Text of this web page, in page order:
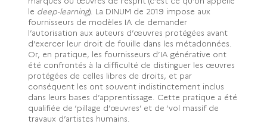
le deep-learning). La DINUM de 2019 impose aux
fournisseurs de modèles IA de demander
l’autorisation aux auteurs d’œuvres protégées avant
d’exercer leur droit de fouille dans les métadonnées.
Or, en pratique, les fournisseurs d’IA générative ont
été confrontés à la difficulté de distinguer les œuvres
protégées de celles libres de droits, et par
conséquent les ont souvent indistinctement inclus
dans leurs bases d’apprentissage. Cette pratique a été
qualifiée de ‘pillage d’œuvres’ et de ‘vol massif de
travaux d’artistes humains.